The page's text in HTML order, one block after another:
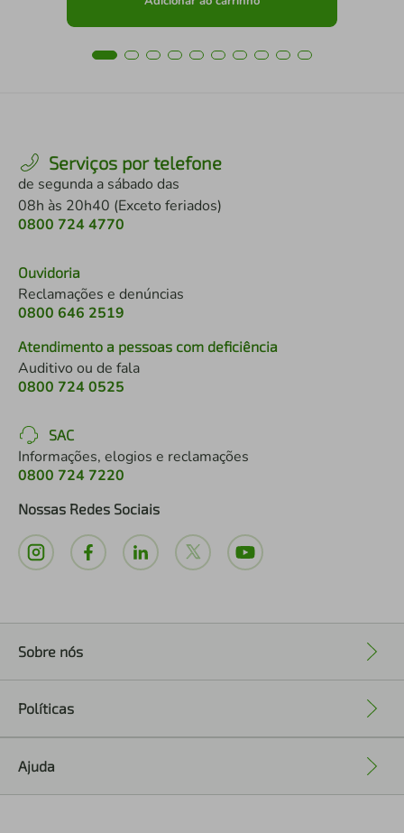
Serviços por telefone
de segunda a sábado das
08h às 20h40 (Exceto feriados)
0800 724 4770
Ouvidoria
Reclamações e denúncias
0800 646 2519
Atendimento a pessoas com deficiência
Auditivo ou de fala
0800 724 0525
SAC
Informações, elogios e reclamações
0800 724 7220
Nossas Redes Sociais
Sobre nós
Políticas
Ajuda